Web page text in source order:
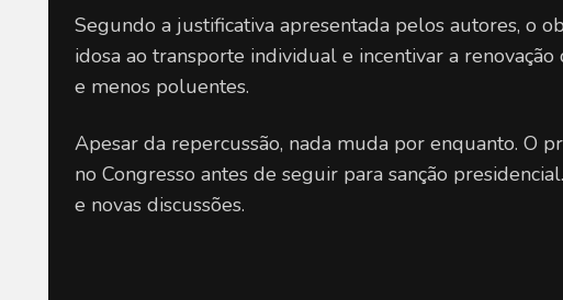
Segundo a justificativa apresentada pelos autores, o
idosa ao transporte individual e incentivar a
e menos poluentes.
Apesar da repercussão, nada muda por enquanto. O
no Congresso antes de seguir para sanção
e novas discussões.